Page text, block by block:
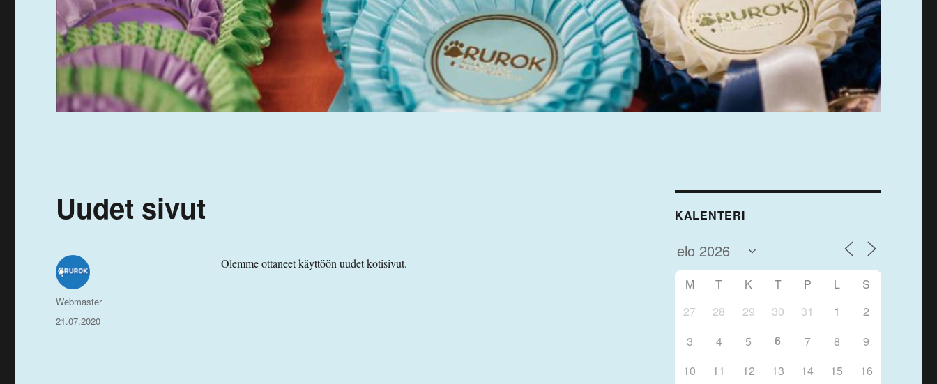
Uudet sivut
Olemme ottaneet käyttöön uudet kotisivut.
Kirjoittaja
Webmaster
Julkaistu
21.07.2020
KALENTERI
M T K T P L
S
27
28 29 30 31 1
2
3
4 5 6 7 8
9
10
11 12 13 14 15 16